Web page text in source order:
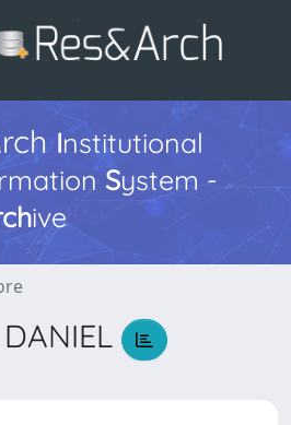
Institutional
System -
ive